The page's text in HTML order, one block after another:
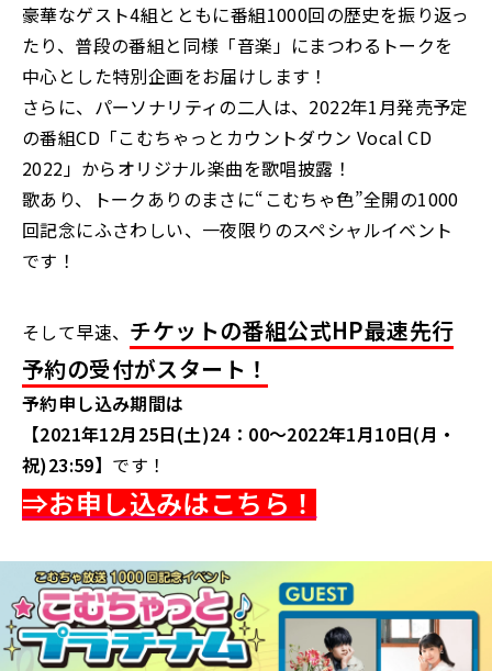
豪華なゲスト4組とともに番組1000回の歴史を振り返っ
たり、普段の番組と同様「音楽」にまつわるトークを
中心とした特別企画をお届けします！
さらに、パーソナリティの二人は、2022年1月発売予定
の番組CD「こむちゃっとカウントダウン Vocal CD
2022」からオリジナル楽曲を歌唱披露！
歌あり、トークありのまさに“こむちゃ色”全開の1000
回記念にふさわしい、一夜限りのスペシャルイベント
です！
そして早速、 チケットの番組公式HP最速先行
予約の受付がスタート！
予約申し込み期間は
【2021年12月25日(土)24：00～2022年1月10日(月・
祝)23:59】 です！
⇒お申し込みはこちら！